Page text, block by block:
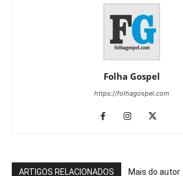
Folha Gospel
https://folhagospel.com
ARTIGOS RELACIONADOS Mais do autor